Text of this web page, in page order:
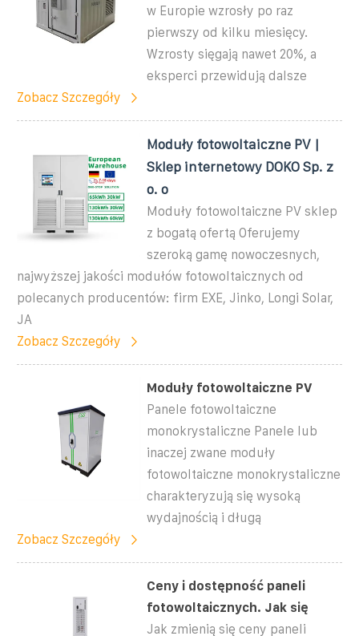
w Europie wzrosły po raz
pierwszy od kilku miesięcy.
Wzrosty sięgają nawet 20%, a
eksperci przewidują dalsze
Zobacz Szczegóły
Moduły fotowoltaiczne PV |
Sklep internetowy DOKO Sp. z
o. o
Moduły fotowoltaiczne PV sklep
z bogatą ofertą Oferujemy
szeroką gamę nowoczesnych,
najwyższej jakości modułów fotowoltaicznych od
polecanych producentów: firm EXE, Jinko, Longi Solar,
JA
Zobacz Szczegóły
Moduły fotowoltaiczne PV
Panele fotowoltaiczne
monokrystaliczne Panele lub
inaczej zwane moduły
fotowoltaiczne monokrystaliczne
charakteryzują się wysoką
wydajnością i długą
Zobacz Szczegóły
Ceny i dostępność paneli
fotowoltaicznych. Jak się
Jak zmienią się ceny paneli